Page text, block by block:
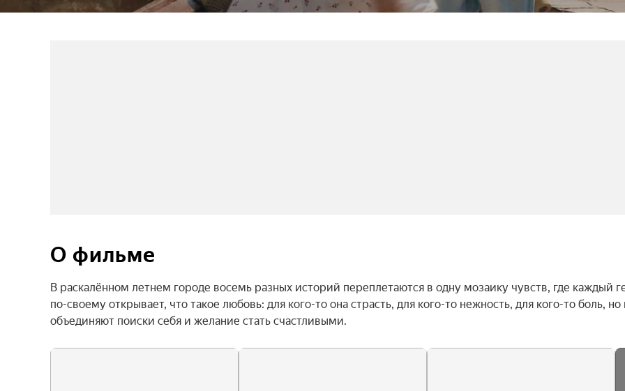
О фильме
В раскалённом летнем городе восемь разных историй переплетаются в одну мозаику чувств, где каждый
по-своему открывает, что такое любовь: для кого-то она страсть, для кого-то нежность, для кого-то боль, но
объединяют поиски себя и желание стать счастливыми.